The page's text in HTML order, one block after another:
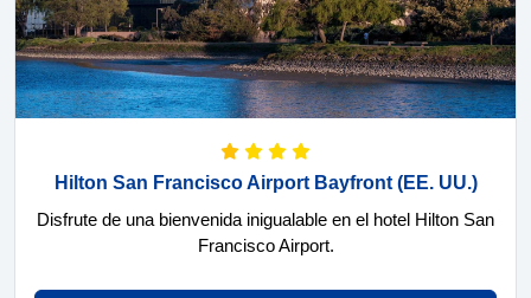
Hilton San Francisco Airport Bayfront (EE. UU.)
Disfrute de una bienvenida inigualable en el hotel Hilton San
Francisco Airport.